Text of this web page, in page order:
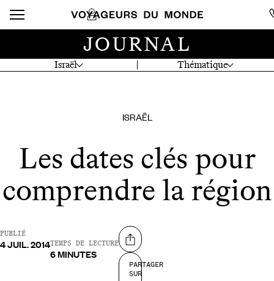
Israël Thématique
JOURNAL
ISRAËL
Les dates clés pour
comprendre la région
PUBLIÉ
4 JUIL. 2014TEMPS DE LECTURE
6 MINUTES
Partager sur
PARTAGER
SUR